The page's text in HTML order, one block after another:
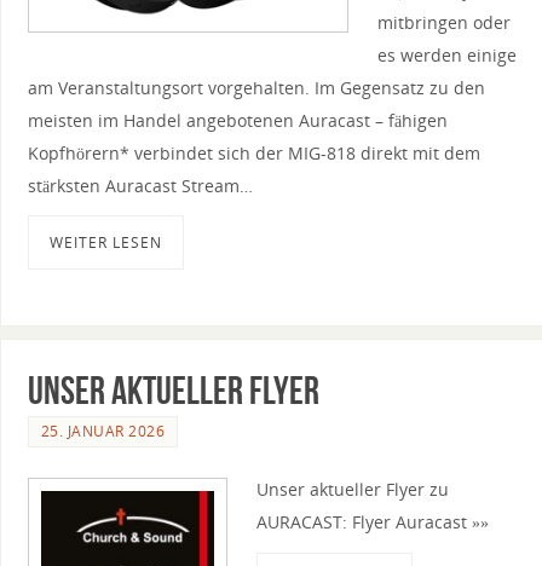
mitbringen oder
es werden einige
am Veranstaltungsort vorgehalten. Im Gegensatz zu den
meisten im Handel angebotenen Auracast – fähigen
Kopfhörern* verbindet sich der MIG-818 direkt mit dem
stärksten Auracast Stream…
WEITER LESEN
Unser aktueller Flyer
25. JANUAR 2026
Unser aktueller Flyer zu
AURACAST: Flyer Auracast »»